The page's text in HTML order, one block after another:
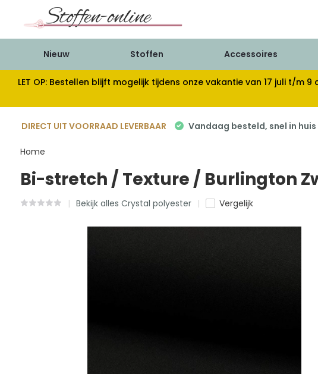
Nieuw Stoffen Accessoires
LET OP: Bestellen blijft mogelijk tijdens onze vakantie van 17 juli t/m
DIRECT UIT VOORRAAD LEVERBAAR Vandaag besteld, snel in huis
Home
Bi-stretch / Texture / Burlington
Bekijk alles Crystal polyester Vergelijk